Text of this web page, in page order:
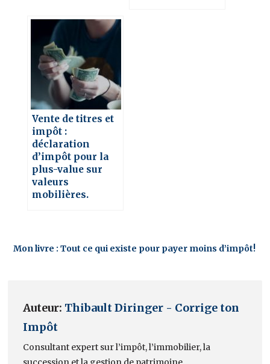
Vente de titres et
impôt :
déclaration
d’impôt pour la
plus-value sur
valeurs
mobilières.
Mon livre : Tout ce qui existe pour payer moins d’impôt!
Auteur: Thibault Diringer - Corrige ton
Impôt
Consultant expert sur l’impôt, l’immobilier, la